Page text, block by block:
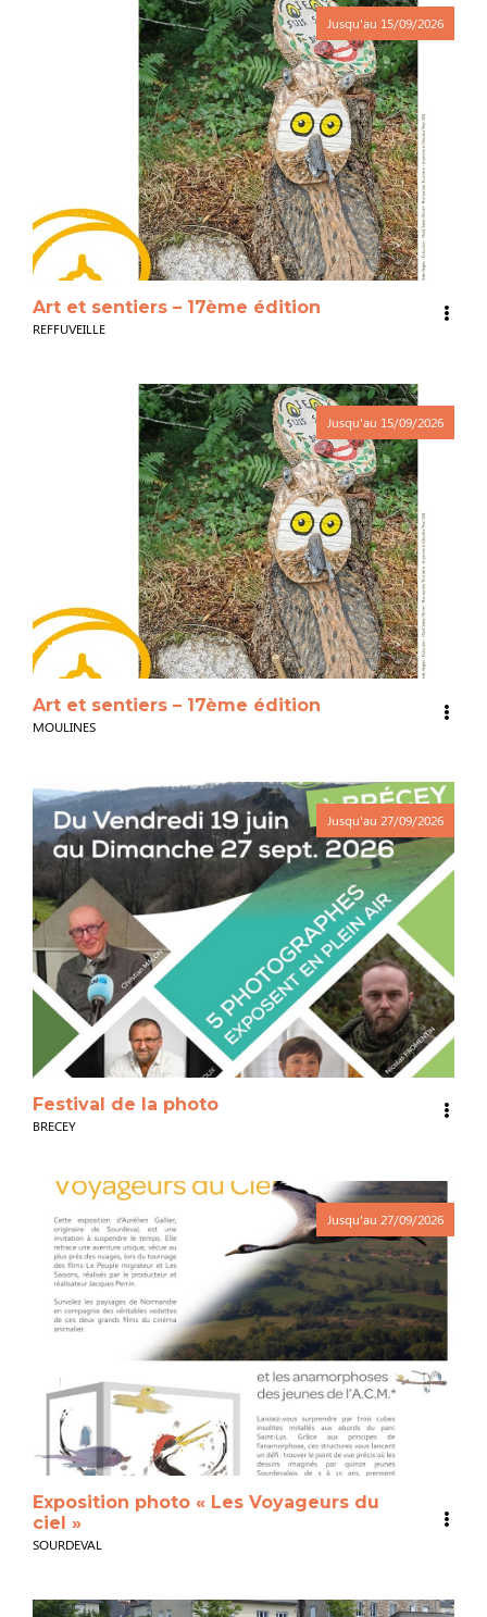
Jusqu'au 15/09/2026
Art et sentiers – 17ème édition
REFFUVEILLE
Jusqu'au 15/09/2026
Art et sentiers – 17ème édition
MOULINES
Jusqu'au 27/09/2026
Festival de la photo
BRECEY
Jusqu'au 27/09/2026
Exposition photo « Les Voyageurs du
ciel »
SOURDEVAL